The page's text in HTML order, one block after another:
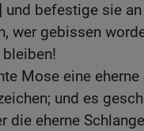
und befestige sie
wer gebissen
Mose eine
und es
die eherne